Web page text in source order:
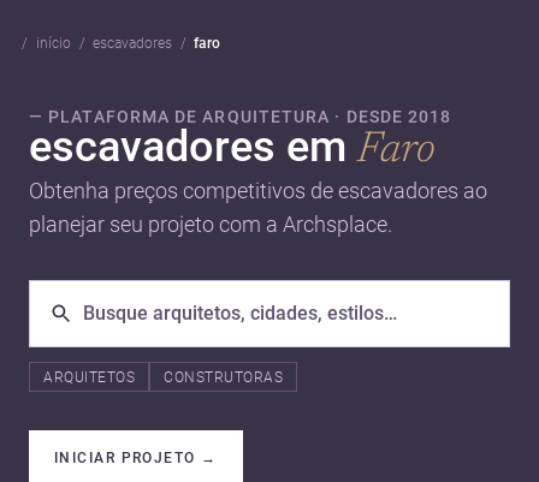
início escavadores faro
— PLATAFORMA DE ARQUITETURA · DESDE 2018
escavadores emFaro
Obtenha preços competitivos de escavadores ao
planejar seu projeto com a Archsplace.
ARQUITETOS CONSTRUTORAS
INICIAR PROJETO →